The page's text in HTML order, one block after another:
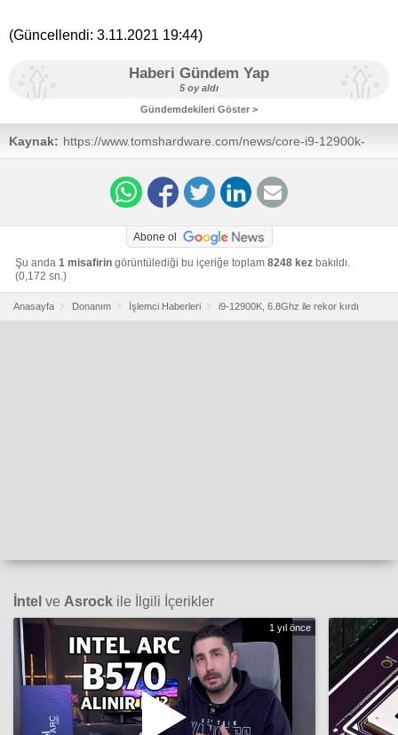
(Güncellendi: 3.11.2021 19:44)
Haberi Gündem Yap
5 oy aldı
Gündemdekileri Göster >
Kaynak: https://www.tomshardware.com/news/core-i9-12900k-
smashes-multiple-world-records-at-68-ghz
Abone ol
Şu anda 1 misafirin görüntülediği bu içeriğe toplam 8248 kez bakıldı.
(0,172 sn.)
Anasayfa Donanım İşlemci Haberleri i9-12900K, 6.8Ghz ile rekor kırdı
İntel ve Asrock ile İlgili İçerikler
1 yıl önce